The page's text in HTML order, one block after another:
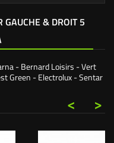
GAUCHE & DROIT 5
- Bernard Loisirs - Vert
Green - Electrolux - Sentar
>
<